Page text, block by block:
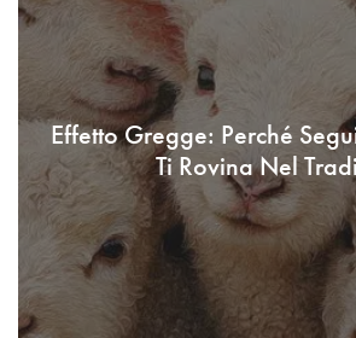
Effetto Gregge: Perché
Ti Rovina Nel